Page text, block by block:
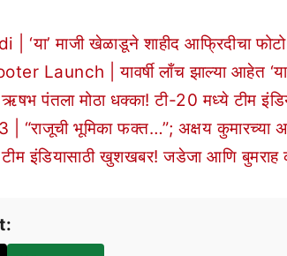
‘या’ माजी खेळाडूने शाहीद आफ्रिदीचा
Launch | यावर्षी लाँच झाल्या आहेत
पंतला मोठा धक्का! टी-20 मध्ये टीम
भूमिका फक्त…”; अक्षय कुमारच्या
इंडियासाठी खुशखबर! जडेजा आणि